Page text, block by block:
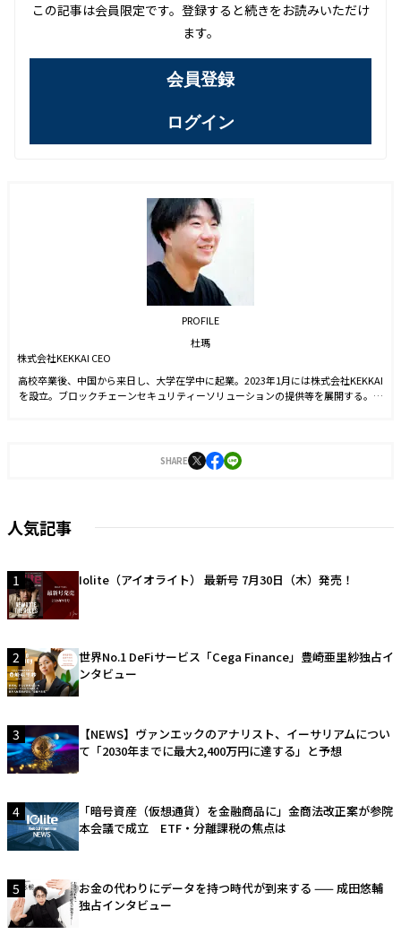
この記事は会員限定です。登録すると続きをお読みいただけ
ます。
会員登録
ログイン
PROFILE
杜瑪
株式会社KEKKAI CEO
高校卒業後、中国から来日し、大学在学中に起業。2023年1月には株式会社KEKKAI
を設立。ブロックチェーンセキュリティーソリューションの提供等を展開する。現
後は現状のサービス向上と、さまざまな角度からユーザーのセキュリティ性改善の
ための製品をリリースし、業界全体の環境改善に貢献している。
SHARE
人気記事
1 Iolite（アイオライト） 最新号 7月30日（木）発売！
2
世界No.1 DeFiサービス「Cega Finance」豊崎亜里紗独占イ
ンタビュー
3
【NEWS】ヴァンエックのアナリスト、イーサリアムについ
て「2030年までに最大2,400万円に達する」と予想
4
「暗号資産（仮想通貨）を金融商品に」金商法改正案が参院
本会議で成立 ETF・分離課税の焦点は
5
お金の代わりにデータを持つ時代が到来する —— 成田悠輔
独占インタビュー